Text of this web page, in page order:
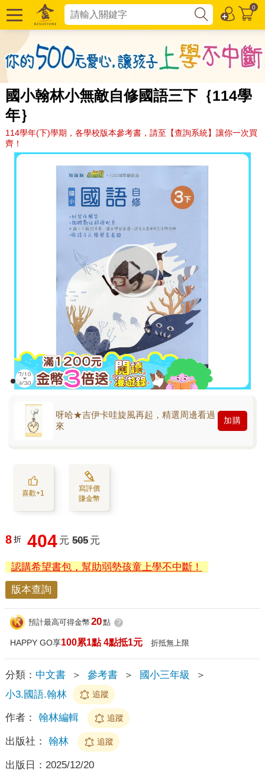
0
國小翰林小無敵自修國語三下｛114學
年｝
114學年(下)學期，各學校版本參考書，請至【查詢系統】讓你一次買
齊！
呀哈★吉伊卡哇旋風再起，精選周邊看過
來
加購
喜歡+1
寫評價
賺金幣
8 折 404 元 505 元
認購希望書包，幫助弱勢孩童上學不中斷！
版本查詢
預計最高可得金幣 20點 ?
HAPPY GO享100累1點 4點抵1元 折抵無上限
分類： 中文書 ＞ 參考書 ＞ 國小三年級
＞
小3.國語.翰林
追蹤
作者： 翰林編輯 追蹤
出版社： 翰林 追蹤
出版日： 2025/12/20